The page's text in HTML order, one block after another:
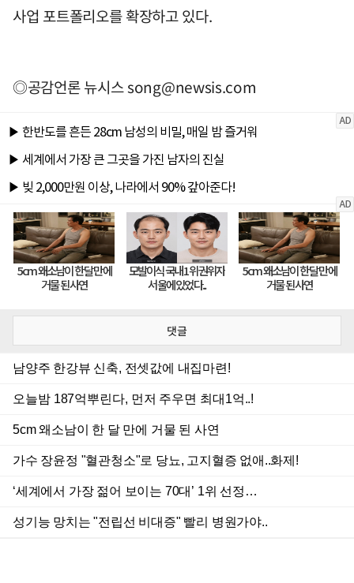
사업 포트폴리오를 확장하고 있다.
◎공감언론 뉴시스song@newsis.com
댓글